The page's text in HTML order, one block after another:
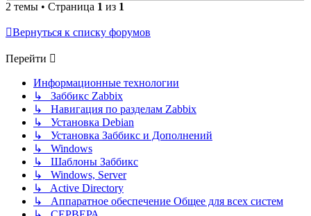
2 темы • Страница 1 из 1
Вернуться к списку форумов
Перейти
Информационные технологии
↳ Заббикс Zabbix
↳ Навигация по разделам Zabbix
↳ Установка Debian
↳ Установка Заббикс и Дополнений
↳ Windows
↳ Шаблоны Заббикс
↳ Windows, Server
↳ Active Directory
↳ Аппаратное обеспечение Общее для всех систем